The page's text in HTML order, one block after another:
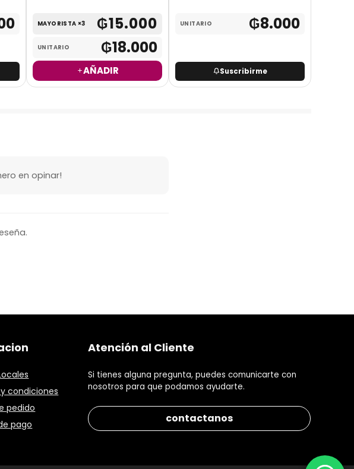
MAYORISTA ×3 ₲15.000
UNITARIO ₲18.000
AÑADIR
UNITARIO ₲8.000
Suscribirme
en opinar!
condiciones
pedido
pago
Atención al Cliente
Si tienes alguna pregunta, puedes comunicarte con
nosotros para que podamos ayudarte.
contactanos